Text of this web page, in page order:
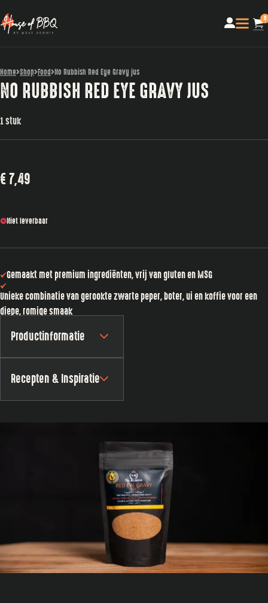
0
Home Shop Food No Rubbish Red Eye Gravy jus
NO RUBBISH RED EYE GRAVY JUS
1 stuk
€7,49
Niet leverbaar
Gemaakt met premium ingrediënten, vrij van gluten en MSG​
Unieke combinatie van gerookte zwarte peper, boter, ui en koffie voor een
diepe, romige smaak​
Productinformatie
Recepten & Inspiratie